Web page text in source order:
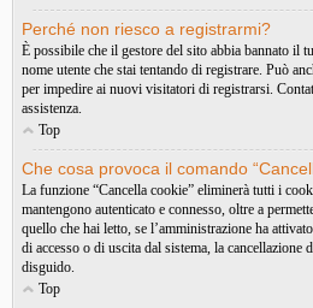
Perché non riesco a registrarmi?
È possibile che il gestore del sito abbia bannato il
nome utente che stai tentando di registrare. Può
per impedire ai nuovi visitatori di registrarsi.
assistenza.
Top
Che cosa provoca il comando
La funzione “Cancella cookie” eliminerà tutti i
mantengono autenticato e connesso, oltre a
quello che hai letto, se l’amministrazione ha
di accesso o di uscita dal sistema, la cancellazione
disguido.
Top